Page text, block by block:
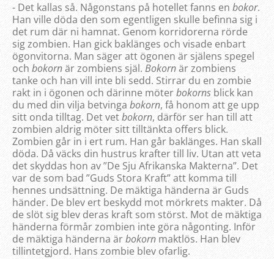
- Det kallas så. Någonstans på hotellet fanns en bokor.
Han ville döda den som egentligen skulle befinna sig i
det rum där ni hamnat. Genom korridorerna rörde
sig zombien. Han gick baklänges och visade enbart
ögonvitorna. Man säger att ögonen är själens spegel
och bokornär zombiens själ. Bokornär zombiens
tanke och han vill inte bli sedd. Stirrar du en zombie
rakt in i ögonen och därinne möterbokorns blick kan
du med din vilja betvinga bokorn, få honom att ge upp
sitt onda tilltag. Det vetbokorn, därför ser han till att
zombien aldrig möter sitt tilltänkta offers blick.
Zombien går in i ert rum. Han går baklänges. Han skall
döda. Då väcks din hustrus krafter till liv. Utan att veta
det skyddas hon av ”De Sju Afrikanska Makterna”. Det
var de som bad ”Guds Stora Kraft” att komma till
hennes undsättning. De mäktiga händerna är Guds
händer. De blev ert beskydd mot mörkrets makter. Då
de slöt sig blev deras kraft som störst. Mot de mäktiga
händerna förmår zombien inte göra någonting. Inför
de mäktiga händerna ärbokorn maktlös. Han blev
tillintetgjord. Hans zombie blev ofarlig.